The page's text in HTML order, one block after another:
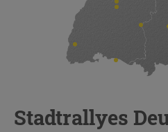
Stadtrallyes